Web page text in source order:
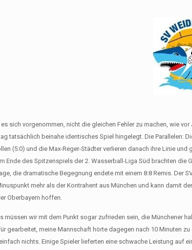
sich vorgenommen, nicht die gleichen Fehler zu machen, wie
tatsächlich beinahe identisches Spiel hingelegt. Die Parallelen:
(5:0) und die Max-Reger-Städter verlieren danach ihre Linie
Ende des Spitzenspiels der 2. Wasserball-Liga Süd brachten
die dramatische Begegnung endete mit einem 8:8 Remis. Der
mehr als der Kontrahent aus München und kann damit
Oberbayern hoffen.
müssen wir mit dem Punkt sogar zufrieden sein, die Münchener
gearbeitet, meine Mannschaft hörte dagegen nach 10 Minuten
nichts. Einige Spieler lieferten eine schwache Leistung auf